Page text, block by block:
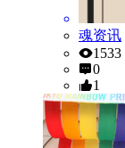
魂资讯
1533
0
1